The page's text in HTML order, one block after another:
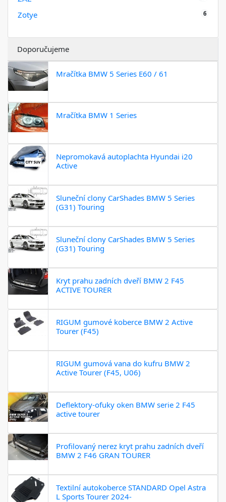
Zotye 6
Doporučujeme
Mračítka BMW 5 Series E60 / 61
Mračítka BMW 1 Series
Nepromokavá autoplachta Hyundai i20
Active
Sluneční clony CarShades BMW 5 Series
(G31) Touring
Sluneční clony CarShades BMW 5 Series
(G31) Touring
Kryt prahu zadních dveří BMW 2 F45
ACTIVE TOURER
RIGUM gumové koberce BMW 2 Active
Tourer (F45)
RIGUM gumová vana do kufru BMW 2
Active Tourer (F45, U06)
Deflektory-ofuky oken BMW serie 2 F45
active tourer
Profilovaný nerez kryt prahu zadních dveří
BMW 2 F46 GRAN TOURER
Textilní autokoberce STANDARD Opel Astra
L Sports Tourer 2024-